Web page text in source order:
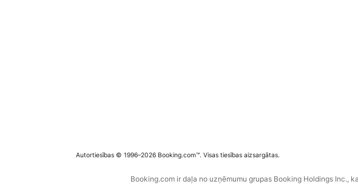
Autortiesības © 1996–2026 Booking.com™. Visas tiesības aizsargātas.
Booking.com ir daļa no uzņēmumu grupas Booking Holdings Inc.,